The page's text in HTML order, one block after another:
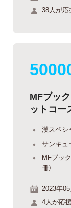
38人が応
MFブッ
ットコー
漢スペシ
サンキュ
MFブッ
冊）
2023年
4人が応